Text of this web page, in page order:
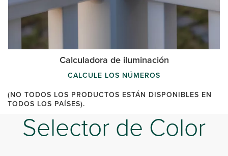
Calculadora de iluminación
CALCULE LOS NÚMEROS
(NO TODOS LOS PRODUCTOS ESTÁN DISPONIBLES EN
TODOS LOS PAÍSES).
Selector de Color